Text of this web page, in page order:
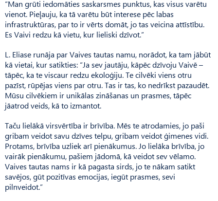
“Man grūti iedomāties saskarsmes punktus, kas visus varētu
vienot. Pieļauju, ka tā varētu būt interese pēc labas
infrastruktūras, par to ir vērts domāt, jo tas veicina attīstību.
Es Vaivi redzu kā vietu, kur lieliski dzīvot.”
L. Eliase runāja par Vaives tautas namu, norādot, ka tam jābūt
kā vietai, kur satikties: “Ja sev jautāju, kāpēc dzīvoju Vaivē –
tāpēc, ka te viscaur redzu ekoloģiju. Te cilvēki viens otru
pazīst, rūpējas viens par otru. Tas ir tas, ko nedrīkst pazaudēt.
Mūsu cilvēkiem ir unikālas zināšanas un prasmes, tāpēc
jāatrod veids, kā to izmantot.
Taču lielākā virsvērtība ir brīvība. Mēs te atrodamies, jo paši
gribam veidot savu dzīves telpu, gribam veidot ģimenes vidi.
Pro­tams, brīvība uzliek arī pienākumus. Jo lielāka brīvība, jo
vairāk pienākumu, pašiem jādomā, kā veidot sev vēlamo.
Vaives tautas nams ir kā pagasta sirds, jo te nākam satikt
savējos, gūt pozitīvas emocijas, iegūt prasmes, sevi
pilnveidot.”